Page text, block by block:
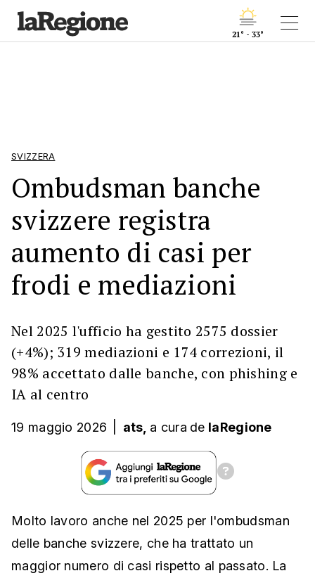
21° - 33°
SVIZZERA
Ombudsman banche
svizzere registra
aumento di casi per
frodi e mediazioni
Nel 2025 l'ufficio ha gestito 2575 dossier
(+4%); 319 mediazioni e 174 correzioni, il
98% accettato dalle banche, con phishing e
IA al centro
19 maggio 2026 ats, a cura de laRegione
Molto lavoro anche nel 2025 per l'ombudsman
delle banche svizzere, che ha trattato un
maggior numero di casi rispetto al passato. La